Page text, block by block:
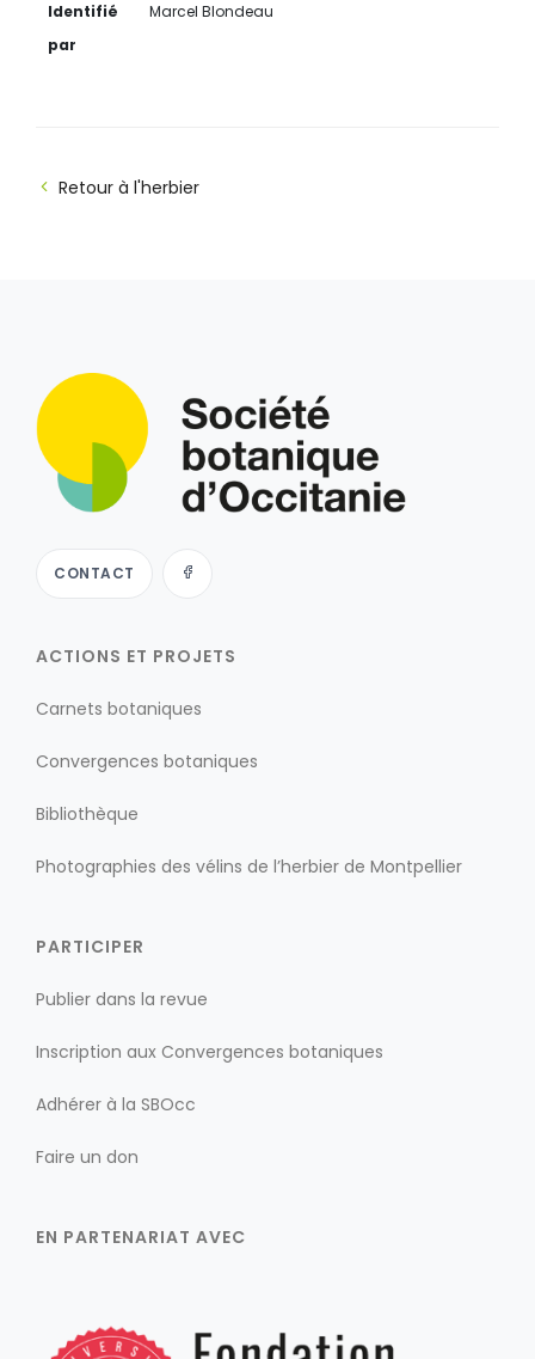
Identifié
par
Marcel Blondeau
Retour à l'herbier
CONTACT
ACTIONS ET PROJETS
Carnets botaniques
Convergences botaniques
Bibliothèque
Photographies des vélins de l’herbier de Montpellier
PARTICIPER
Publier dans la revue
Inscription aux Convergences botaniques
Adhérer à la SBOcc
Faire un don
EN PARTENARIAT AVEC